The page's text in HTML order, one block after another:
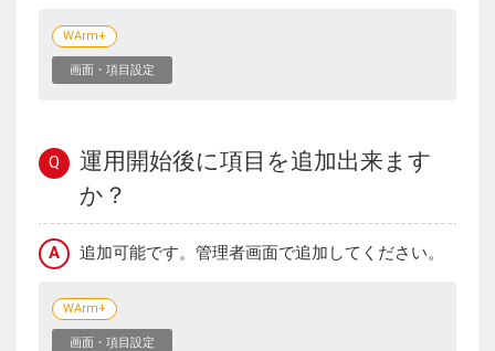
WArm+
画面・項目設定
Q
運用開始後に項目を追加出来ます
か？
A 追加可能です。管理者画面で追加してください。
WArm+
画面・項目設定